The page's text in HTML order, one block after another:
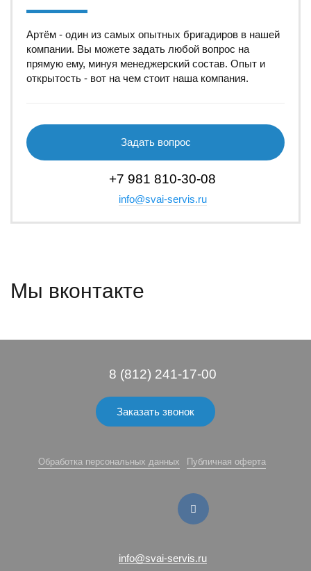
Артём - один из самых опытных бригадиров в нашей
компании. Вы можете задать любой вопрос на
прямую ему, минуя менеджерский состав. Опыт и
открытость - вот на чем стоит наша компания.
Задать вопрос
+7 981 810-30-08
info@svai-servis.ru
Мы вконтакте
8 (812) 241-17-00
Заказать звонок
Обработка персональных данных Публичная оферта
info@svai-servis.ru